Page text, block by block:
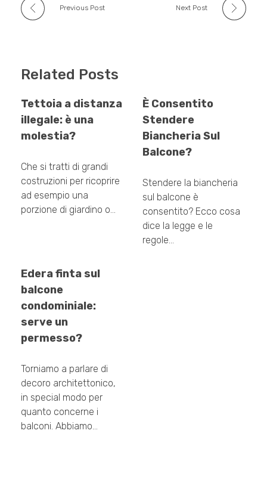
Previous Post Next Post
Related Posts
Tettoia a distanza
illegale: è una
molestia?
Che si tratti di grandi
costruzioni per ricoprire
ad esempio una
porzione di giardino o…
È Consentito
Stendere
Biancheria Sul
Balcone?
Stendere la biancheria
sul balcone è
consentito? Ecco cosa
dice la legge e le
regole…
Edera finta sul
balcone
condominiale:
serve un
permesso?
Torniamo a parlare di
decoro architettonico,
in special modo per
quanto concerne i
balconi. Abbiamo…